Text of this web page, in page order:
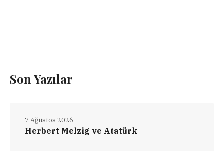
Son Yazılar
Herbert Melzig ve Atatürk
7 Ağustos 2026